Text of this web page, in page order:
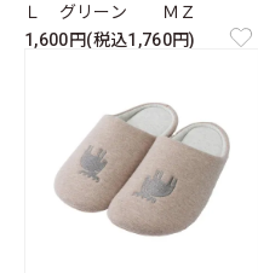
Ｌ グリーン ＭＺ
1,600円(税込1,760円)